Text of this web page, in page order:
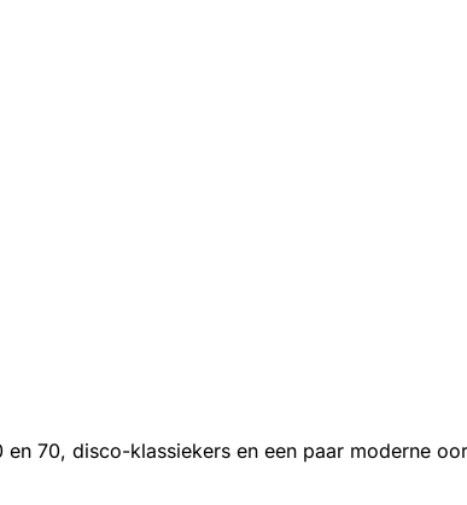
70, disco-klassiekers en een paar moderne